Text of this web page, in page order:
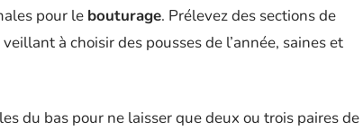
pour le bouturage. Prélevez des sections de
à choisir des pousses de l’année, saines et
du bas pour ne laisser que deux ou trois paires de